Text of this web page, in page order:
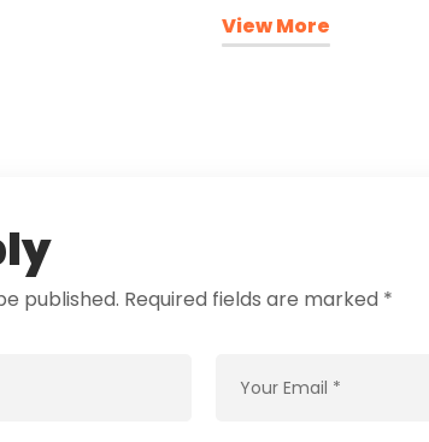
View More
published. Required fields are marked *